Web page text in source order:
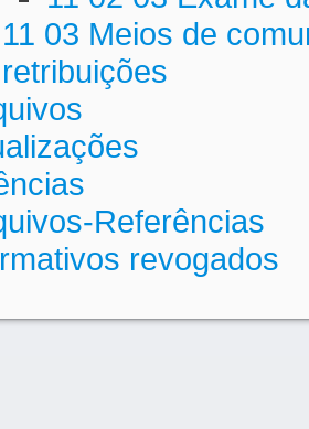
11 03 Meios de
retribuições
Referências
revogados